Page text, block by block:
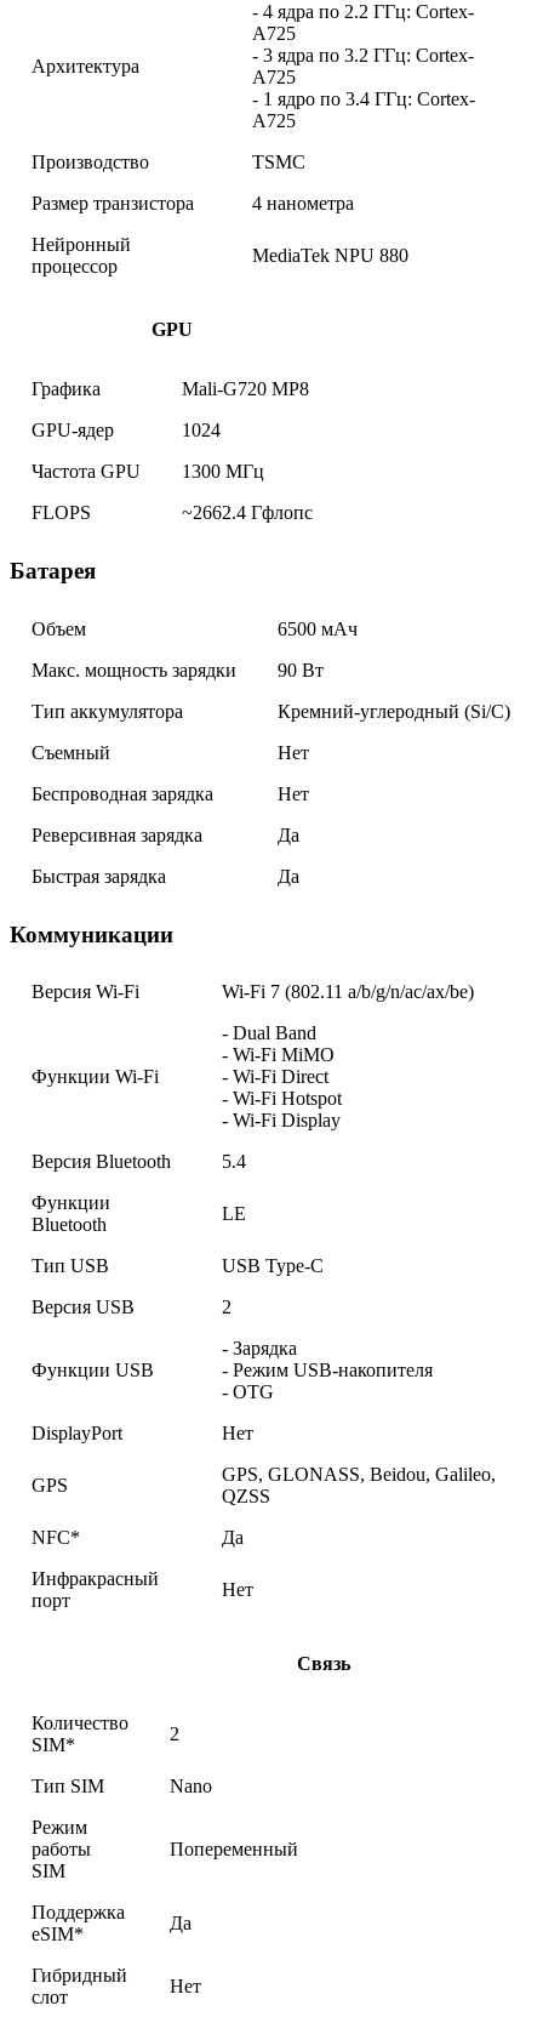
Архитектура
- 4 ядра по 2.2 ГГц: Cortex-
A725
- 3 ядра по 3.2 ГГц: Cortex-
A725
- 1 ядро по 3.4 ГГц: Cortex-
A725
Производство
TSMC
Размер транзистора
4 нанометра
Нейронный
процессор
MediaTek NPU 880
GPU
Графика
Mali-G720 MP8
GPU-ядер
1024
Частота GPU
1300 МГц
FLOPS
~2662.4 Гфлопс
Батарея
Объем
6500 мАч
Макс. мощность зарядки
90 Вт
Тип аккумулятора
Кремний-углеродный (Si/C)
Съемный
Нет
Беспроводная зарядка
Нет
Реверсивная зарядка
Да
Быстрая зарядка
Да
Коммуникации
Версия Wi-Fi Wi-Fi 7 (802.11 a/b/g/n/ac/ax/be)
Функции Wi-Fi
- Dual Band
- Wi-Fi MiMO
- Wi-Fi Direct
- Wi-Fi Hotspot
- Wi-Fi Display
Версия Bluetooth
5.4
Функции
Bluetooth
LE
Тип USB
USB Type-C
Версия USB
2
Функции USB
- Зарядка
- Режим USB-накопителя
- OTG
DisplayPort
Нет
GPS
GPS, GLONASS, Beidou, Galileo,
QZSS
NFC*
Да
Инфракрасный
порт
Нет
Связь
Количество
SIM*
2
Тип SIM
Nano
Режим
работы
SIM
Попеременный
Поддержка
eSIM*
Да
Гибридный
слот
Нет